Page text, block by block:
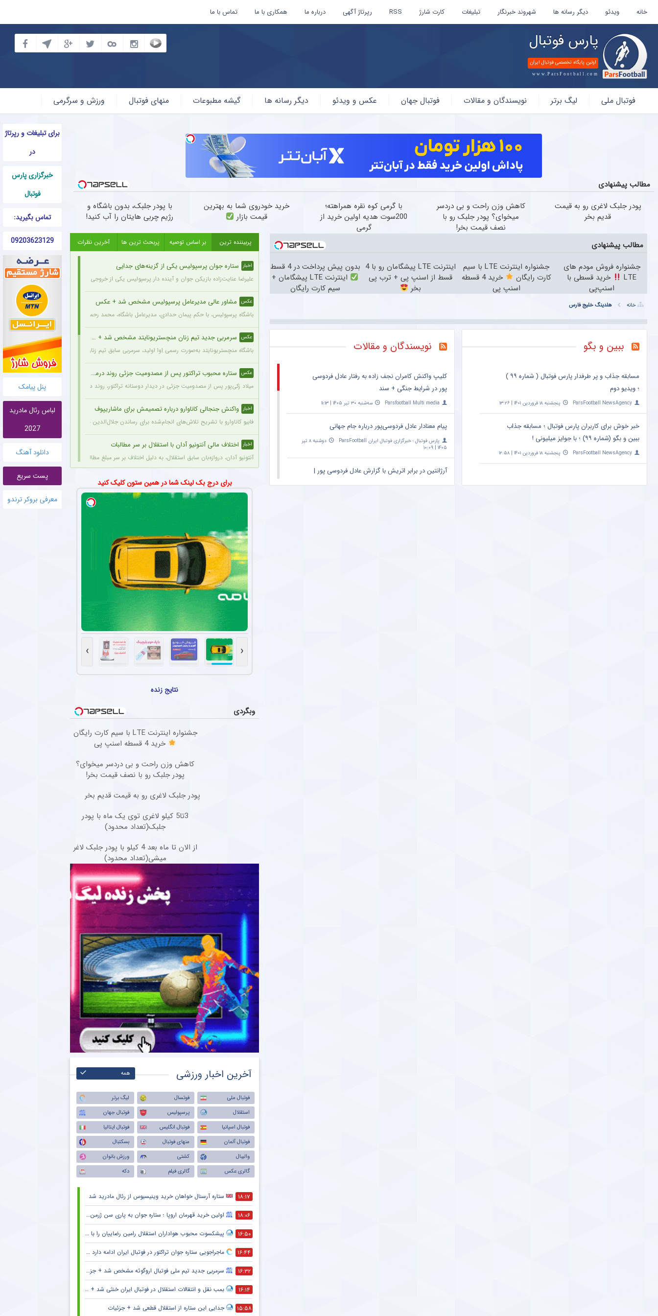
خانه ویدئو دیگر رسانه ها شهروند خبرنگار تبلیغات کارت شارژ RSS رپرتاژ آگهی درباره ما همکاری با ما تماس با ما
پارس فوتبال
اولین پایگاه تخصصی فوتبال ایران
www.ParsFootball.com
فوتبال
فوتبال ملی لیگ برتر نویسندگان و مقالات فوتبال جهان عکس و ویدئو دیگر رسانه ها گیشه مطبوعات منهای فوتبال ورزش و سرگرمی
برای تبلیغات و رپرتاژ
در
خبرگزاری پارس
فوتبال
تماس بگیرید:
09203623129
پنل پیامک
لباس رئال مادرید
2027
دانلود آهنگ
پست سریع
معرفی بروکر ترندو
مطالب پیشنهادی
پودر جلبک لاغری رو به قیمت
قدیم بخر
کاهش وزن راحت و بی دردسر
میخوای؟ پودر جلبک رو با
نصف قیمت بخر!
با گرمی کوه نقره همراهته؛
200سوت هدیه اولین خرید از
گرمی
خرید خودروی شما به بهترین
قیمت بازار
با پودر جلبک، بدون باشگاه و
رژیم چربی هایتان را آب کنید!
مطالب پیشنهادی
جشنواره فروش مودم های
LTE
خرید قسطی با
اسنپ‌پی
جشنواره اینترنت LTE با سیم
کارت رایگان
خرید 4 قسطه
اسنپ پی
اینترنت LTE پیشگامان رو با 4
قسط از اسنپ پی + ترب پی
بخر
بدون پیش پرداخت در 4 قسط
اینترنت LTE پیشگامان +
سیم کارت رایگان
خانه هلدینگ خلیج فارس
ببین و بگو
مسابقه جذاب و پر طرفدار پارس فوتبال ( شماره ۹۹ )
؛ ویدیو دوم
ParsFootball NewsAgency پنجشنبه ۱۸ فروردین ۱۴۰۱ | ۱۳:۲۶
خبر خوش برای کاربران پارس فوتبال ؛ مسابقه جذاب
ببین و بگو (شماره ۹۹) ؛ با جوایز میلیونی !
ParsFootball NewsAgency پنجشنبه ۱۸ فروردین ۱۴۰۱ | ۱۲:۵۸
نویسندگان و مقالات
کلیپ واکنش کامران نجف زاده به رفتار عادل فردوسی
پور در شرایط جنگی + سند
Parsfootball Multi media سه‌شنبه ۳۰ تیر ۱۴۰۵ | ۱۱:۱۳
پیام معنادار عادل فردوسی‌پور درباره جام جهانی
پارس فوتبال ؛ خبرگزاری فوتبال ایران ParsFootball
دوشنبه ۸ تیر
۱۴۰۵ | ۱۰:۰۹
آرژانتین در برابر اتریش با گزارش عادل فردوسی پور |
امشب ساعت ۲۰:۳۰ – پخش زنده در اپارات اسپرت
پربیننده ترین بر اساس توصیه پربحث ترین ها آخرین نظرات
اخبار ستاره جوان پرسپولیس یکی از گزینه‌های جدایی
علیرضا عنایت‌زاده بازیکن جوان و آینده دار پرسپولیس یکی از خروجی های احتمالی باشگاه به شمار می رود.
عکس مشاور عالی مدیرعامل پرسپولیس مشخص شد + عکس
باشگاه پرسپولیس، با حکم پیمان حدادی، مدیرعامل باشگاه، محمد رحمان سالاری به عنوان مشاور عالی
عکس سرمربی جدید تیم زنان منچستریونایتد مشخص شد + عکس
باشگاه منچستریونایتد به‌صورت رسمی اِوا اولید، سرمربی سابق تیم زنان هارتس، را به‌عنوان سرمربی جدید
عکس ستاره محبوب تراکتور پس از مصدومیت جزئی روند درمان را پشت سر گذاشت + عکس
میلاد زکی‌پور پس از مصدومیت جزئی در دیدار دوستانه تراکتور، روند درمان خود را پشت سر می‌گذارد و
اخبار واکنش جنجالی کاناوارو درباره تصمیمش برای ماشاریپوف
فابیو کاناوارو با تشریح تلاش‌های انجام‌شده برای رساندن جلال‌الدین ماشاریپوف به جام جهانی تأکید
اخبار اختلاف مالی آنتونیو آدان با استقلال بر سر مطالبات
آنتونیو آدان، دروازه‌بان سابق استقلال، به دلیل اختلاف بر سر مبلغ مطالبات (۱۰۰ تا ۲۰۰ هزار یورو) قصد شکایت از باشگاه را دارد.
ستاره ۲۴ ساله تایلندی در جریان مسابقه جان خود را از دست داد + عکس
صفوان آوائه، وینگر ۲۴ ساله تایلندی، در جریان یک مسابقه فوتبال بر اثر برخورد صاعقه جان خود را از دست داد.
رونمایی از شغل جدید مدیرعامل پرسپولیس + عکس
پیمان حدادی، مدیرعامل جوان باشگاه پرسپولیس، به عنوان سفیر افتخاری ورزش چوگان انتخاب شد.
اخبار سکوت فرهاد مجیدی در دبی و انتظار برای پیشنهاد جدید
فرهاد مجیدی در پنجاه‌سالگی، دور از هیاهوی فوتبال ایران، روزهای آرامی را در دبی سپری می‌کند و
اخبار بمب نقل و انتقالات استقلال در فوتبال ایران خنثی شد + جزئیات
استقلال در حالی با پنجره نقل‌وانتقالاتی بسته روزهای دشواری را سپری می‌کند که در همین شرایط،
عملکرد تهاجمی پرسپولیس در پیش‌فصل لیگ برتر
تیم فوتبال پرسپولیس در مسابقات پیش فصل شکستی نداشته و توانسته گل های زیادی را به ثمر برساند.
سرمربی فصل گذشته سپاهان با تمدید یک فصل دیگر در این تیم ماند + عکس
بیان محمودی، سرمربی فصل گذشته سپاهان، با وجود شایعات حضور در پرسپولیس، قرارداد خود را برای یک
بازگشت ستاره جوان خیبر پس از شایعه انتقال به روسیه + عکس
مسعود محبی، مدافع جوان خیبر که در هفته‌های گذشته یکی از سوژه‌های نقل‌وانتقالات بود، پس از
ستاره باتجربه از جمع سبزپوشان اصفهانی جدا شد + عکس
احسان پهلوان، هافبک باتجربه فوتبال ایران، یک فصل پس از بازگشت به ذوب‌آهن، از جمع سبزپوشان
تکمیل کادرفنی پرسپولیس بدون حضور مربی جدید
به نظر می‌رسد که تیم فوتبال پرسپولیس در حالی وارد مسابقات لیگ برتر خواهد شد که مربی جدیدی به
برای درج بک لینک شما در همین ستون کلیک کنید
‹
›
نتایج زنده
وبگردی
جشنواره اینترنت LTE با سیم کارت رایگان
خرید 4 قسطه اسنپ پی
کاهش وزن راحت و بی دردسر میخوای؟
پودر جلبک رو با نصف قیمت بخر!
پودر جلبک لاغری رو به قیمت قدیم بخر
3تا5 کیلو لاغری توی یک ماه با پودر
جلبک(تعداد محدود)
از الان تا ماه بعد 4 کیلو با پودر جلبک لاغر
میشی(تعداد محدود)
آخرین اخبار ورزشی همه
فوتبال ملی فوتسال
لیگ برتر
استقلال
پرسپولیس
فوتبال جهان
فوتبال اسپانیا
فوتبال انگلیس
فوتبال ایتالیا
فوتبال آلمان
منهای فوتبال
بسکتبال
والیبال
کشتی
ورزش بانوان
گالری عکس
گالری فیلم دکه
۱۸:۱۷ ستاره آرسنال خواهان خرید وینیسیوس از رئال مادرید شد
۱۸:۰۶ اولین خرید قهرمان اروپا ؛ ستاره جوان به پاری سن ژرمن می رود
۱۶:۵۰ پیشکسوت محبوب هواداران استقلال رامین رضاییان را با خاک یکسان کرد + جزئیات
۱۶:۴۴ ماجراجویی ستاره جوان تراکتور در فوتبال ایران ادامه دارد + جزئیات
۱۶:۳۲ سرمربی جدید تیم ملی فوتبال اروگوئه مشخص شد + جزئیات
۱۶:۱۴ بمب نقل و انتقالات استقلال در فوتبال ایران خنثی شد + جزئیات
۱۵:۵۸ جدایی این ستاره از استقلال قطعی شد + جزئیات